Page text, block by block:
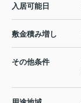
入居可能日
敷金積み増し
その他条件